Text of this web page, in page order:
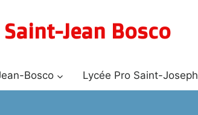
Jean Bosco
Bosco Lycée Pro Saint-Joseph